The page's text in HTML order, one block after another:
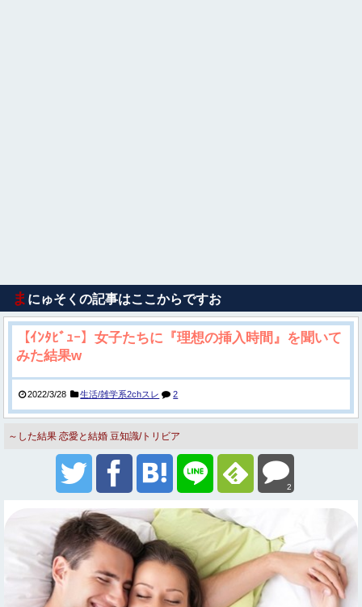
ま にゅそくの記事はここからですお
【ｲﾝﾀﾋﾞｭｰ】女子たちに『理想の挿入時間』を聞いて
みた結果w
2022/3/28 生活/雑学系2chスレ 2
～した結果 恋愛と結婚 豆知識/トリビア
2